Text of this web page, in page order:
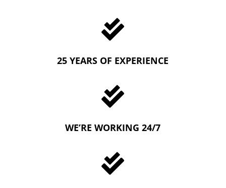

25 YEARS OF EXPERIENCE

WE’RE WORKING 24/7
